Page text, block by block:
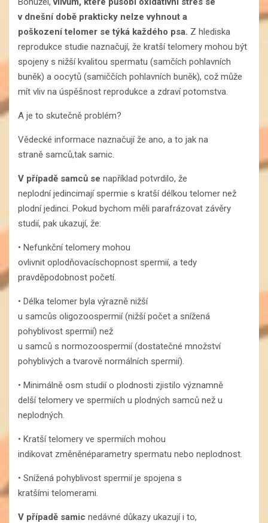
v dnešní době prakticky nelze vyhnout a
poškození telomer se týká každého psa. Z hlediska
reprodukce studie naznačují, že kratší telomery mohou být
spojeny s nižší kvalitou spermatu (samčích pohlavních
buněk) a oocytů (samiččích pohlavních buněk), což může
mít vliv na úspěšnost reprodukce a zdraví potomstva.
A je to skutečně problém?
Vědecké informace naznačují že ano, a to jak na
straně samců,tak samic.
V případě samců se například potvrdilo, že
neplodní jedincimají spermie s kratší délkou telomer než
plodní jedinci. Pokud bychom měli parafrázovat závěry
studií, pak ukazují, že:
• Nefunkční telomery mohou
ovlivnit oplodňovacíschopnost spermií, a tedy
pravděpodobnost početí.
• Délka telomer byla výrazně nižší
u samcůs oligozoospermií (nižší počet a snížená
pohyblivost spermií) než
u samců s normozoospermií (dostatečné množství
pohyblivých a tvarově normálních spermií).
• Minimálně osm studií o plodnosti zjistilo významně
delší telomery ve spermiích u plodných samců než u
neplodných.
• Kratší telomery ve spermiích mohou
indikovat změněnéparametry spermatu nebo neplodnost.
• Snížená pohyblivost spermií je spojena s
kratšími telomerami.
V případě samic nedávné důkazy ukazují i to,